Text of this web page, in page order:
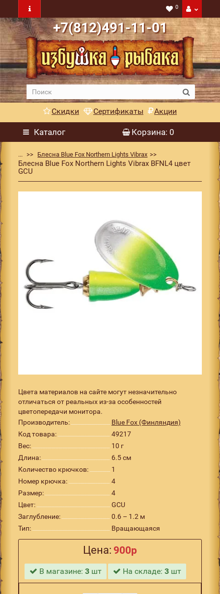
0
+7(812)491-11-01
Скидки Сертификаты Акции
Каталог Корзина: 0
... Блесна Blue Fox Northern Lights Vibrax
Блесна Blue Fox Northern Lights Vibrax BFNL4 цвет
GCU
Цвета материалов на сайте могут незначительно
отличаться от реальных из-за особенностей
цветопередачи монитора.
Производитель:
Blue Fox (Финляндия)
Код товара:
49217
Вес:
10 г
Длина:
6.5 см
Количество крючков:
1
Номер крючка:
4
Размер:
4
Цвет:
GCU
Заглубление:
0.6 – 1.2 м
Тип:
Вращающаяся
Цена: 900р
В магазине:3 шт На складе:3 шт